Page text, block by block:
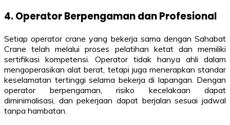
4. Operator Berpengaman dan Profesional
Setiap operator crane yang bekerja sama dengan Sahabat
Crane telah melalui proses pelatihan ketat dan memiliki
sertifikasi kompetensi. Operator tidak hanya ahli dalam
mengoperasikan alat berat, tetapi juga menerapkan standar
keselamatan tertinggi selama bekerja di lapangan. Dengan
operator berpengaman, risiko kecelakaan dapat
diminimalisasi, dan pekerjaan dapat berjalan sesuai jadwal
tanpa hambatan.